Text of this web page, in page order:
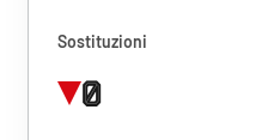
Sostituzioni
0